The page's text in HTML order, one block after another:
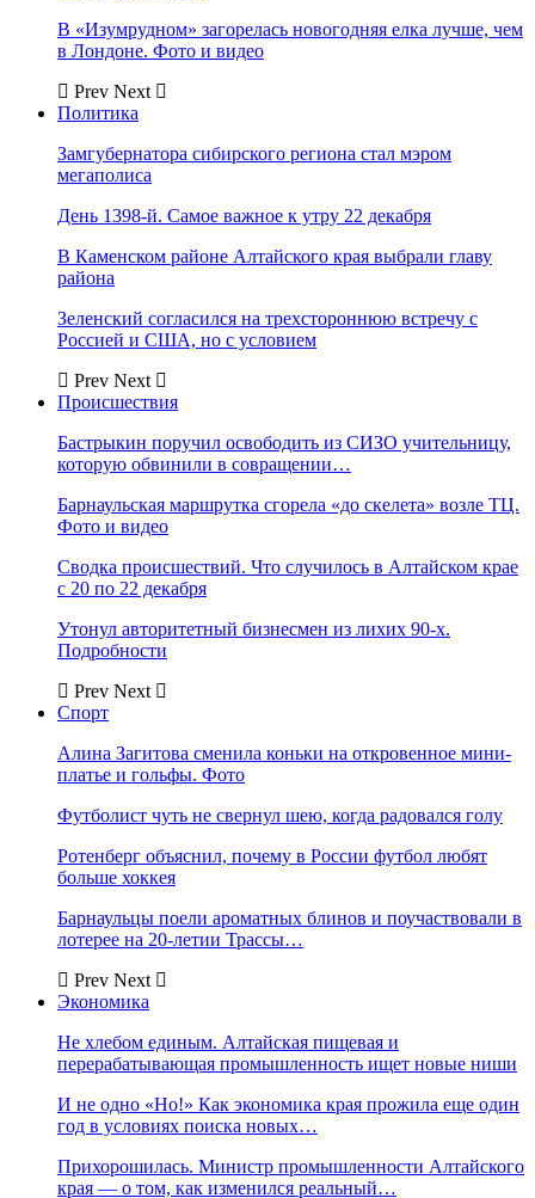
В «Изумрудном» загорелась новогодняя елка лучше, чем
в Лондоне. Фото и видео
Prev Next
Политика
Замгубернатора сибирского региона стал мэром
мегаполиса
День 1398-й. Самое важное к утру 22 декабря
В Каменском районе Алтайского края выбрали главу
района
Зеленский согласился на трехстороннюю встречу с
Россией и США, но с условием
Prev Next
Происшествия
Бастрыкин поручил освободить из СИЗО учительницу,
которую обвинили в совращении…
Барнаульская маршрутка сгорела «до скелета» возле ТЦ.
Фото и видео
Сводка происшествий. Что случилось в Алтайском крае
с 20 по 22 декабря
Утонул авторитетный бизнесмен из лихих 90-х.
Подробности
Prev Next
Спорт
Алина Загитова сменила коньки на откровенное мини-
платье и гольфы. Фото
Футболист чуть не свернул шею, когда радовался голу
Ротенберг объяснил, почему в России футбол любят
больше хоккея
Барнаульцы поели ароматных блинов и поучаствовали в
лотерее на 20-летии Трассы…
Prev Next
Экономика
Не хлебом единым. Алтайская пищевая и
перерабатывающая промышленность ищет новые ниши
И не одно «Но!» Как экономика края прожила еще один
год в условиях поиска новых…
Прихорошилась. Министр промышленности Алтайского
края — о том, как изменился реальный…